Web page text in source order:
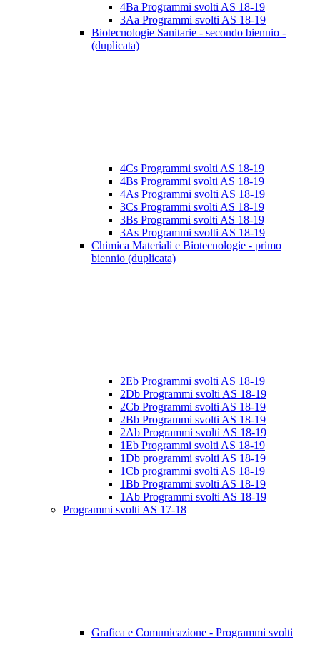
4Ba Programmi svolti AS 18-19
3Aa Programmi svolti AS 18-19
Biotecnologie Sanitarie - secondo biennio -
(duplicata)
4Cs Programmi svolti AS 18-19
4Bs Programmi svolti AS 18-19
4As Programmi svolti AS 18-19
3Cs Programmi svolti AS 18-19
3Bs Programmi svolti AS 18-19
3As Programmi svolti AS 18-19
Chimica Materiali e Biotecnologie - primo
biennio (duplicata)
2Eb Programmi svolti AS 18-19
2Db Programmi svolti AS 18-19
2Cb Programmi svolti AS 18-19
2Bb Programmi svolti AS 18-19
2Ab Programmi svolti AS 18-19
1Eb Programmi svolti AS 18-19
1Db programmi svolti AS 18-19
1Cb programmi svolti AS 18-19
1Bb Programmi svolti AS 18-19
1Ab Programmi svolti AS 18-19
Programmi svolti AS 17-18
Grafica e Comunicazione - Programmi svolti